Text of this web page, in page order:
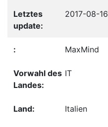
2017-08-16
MaxMind
IT
Italien